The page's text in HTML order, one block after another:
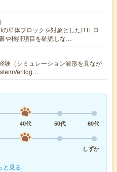
単体ブロックを対象としたRTLロ
や検証項目を確認しな…
験（シミュレーション波形を見なが
40代 50代
60代
しずか
と見る